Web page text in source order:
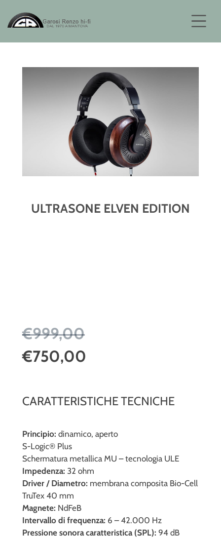
ULTRASONE ELVEN EDITION
€999,00
€750,00
CARATTERISTICHE TECNICHE
Principio: dinamico, aperto
S-Logic® Plus
Schermatura metallica MU – tecnologia ULE
Impedenza: 32 ohm
Driver / Diametro: membrana composita Bio-Cell
TruTex 40 mm
Magnete: NdFeB
Intervallo di frequenza: 6 – 42.000 Hz
Pressione sonora caratteristica (SPL): 94 dB